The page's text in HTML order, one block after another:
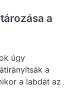
a
úgy
a
a labdát az